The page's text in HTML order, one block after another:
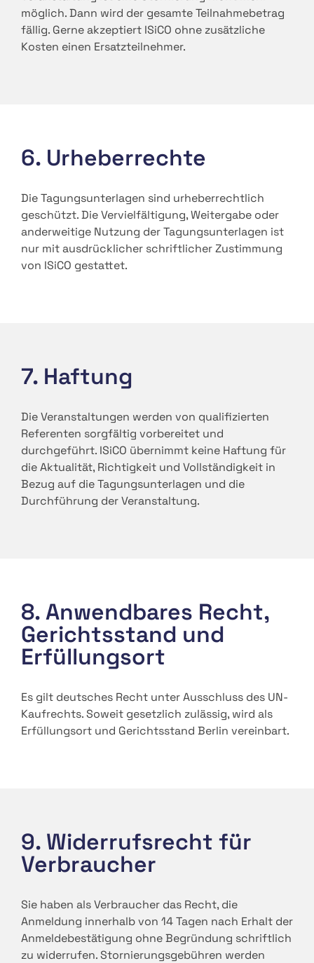
möglich. Dann wird der gesamte Teilnahmebetrag
fällig. Gerne akzeptiert ISiCO ohne zusätzliche
Kosten einen Ersatzteilnehmer.
6. Urheberrechte
Die Tagungsunterlagen sind urheberrechtlich
geschützt. Die Vervielfältigung, Weitergabe oder
anderweitige Nutzung der Tagungsunterlagen ist
nur mit ausdrücklicher schriftlicher Zustimmung
von ISiCO gestattet.
7. Haftung
Die Veranstaltungen werden von qualifizierten
Referenten sorgfältig vorbereitet und
durchgeführt. ISiCO übernimmt keine Haftung für
die Aktualität, Richtigkeit und Vollständigkeit in
Bezug auf die Tagungsunterlagen und die
Durchführung der Veranstaltung.
8. Anwendbares Recht,
Gerichtsstand und
Erfüllungsort
Es gilt deutsches Recht unter Ausschluss des UN-
Kaufrechts. Soweit gesetzlich zulässig, wird als
Erfüllungsort und Gerichtsstand Berlin vereinbart.
9. Widerrufsrecht für
Verbraucher
Sie haben als Verbraucher das Recht, die
Anmeldung innerhalb von 14 Tagen nach Erhalt der
Anmeldebestätigung ohne Begründung schriftlich
zu widerrufen. Stornierungsgebühren werden